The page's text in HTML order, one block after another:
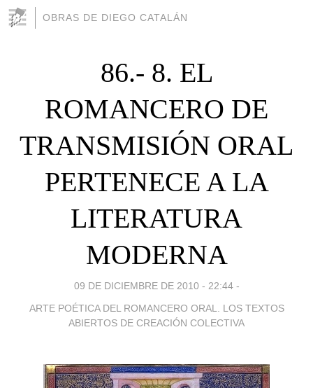
OBRAS DE DIEGO CATALÁN
86.- 8. EL
ROMANCERO DE
TRANSMISIÓN ORAL
PERTENECE A LA
LITERATURA
MODERNA
09 DE DICIEMBRE DE 2010 - 22:44 -
ARTE POÉTICA DEL ROMANCERO ORAL. LOS TEXTOS
ABIERTOS DE CREACIÓN COLECTIVA